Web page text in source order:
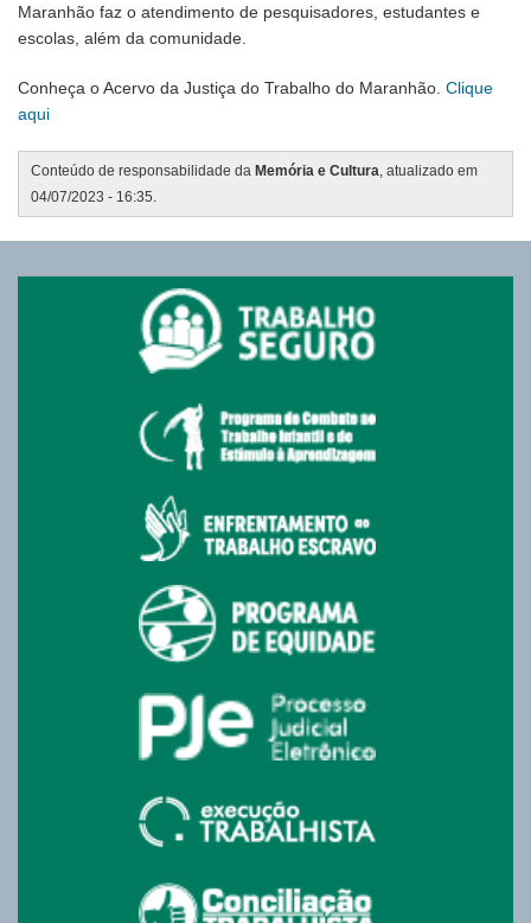
Maranhão faz o atendimento de pesquisadores, estudantes e
escolas, além da comunidade.
Conheça o Acervo da Justiça do Trabalho do Maranhão. Clique
aqui
Conteúdo de responsabilidade da Memória e Cultura, atualizado em
04/07/2023 - 16:35.